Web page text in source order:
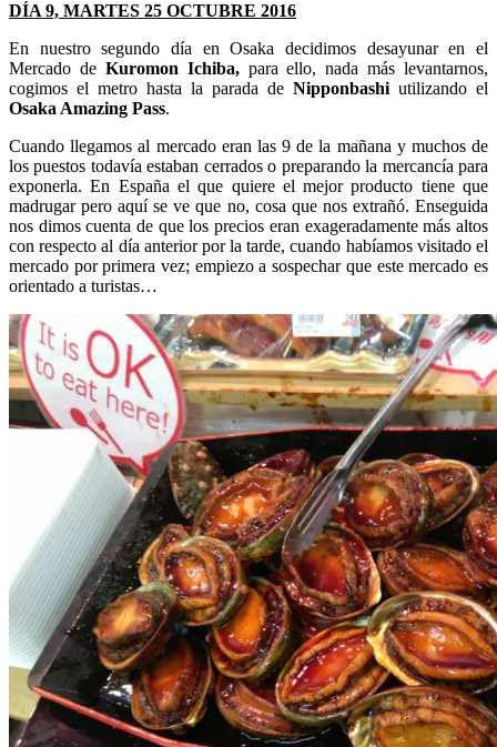
DÍA 9, MARTES 25 OCTUBRE 2016
En nuestro segundo día en Osaka decidimos desayunar en el
Mercado de Kuromon Ichiba,para ello, nada más levantarnos,
cogimos el metro hasta la parada de Nipponbashi utilizando el
Osaka Amazing Pass.
Cuando llegamos al mercado eran las 9 de la mañana y muchos de
los puestos todavía estaban cerrados o preparando la mercancía para
exponerla. En España el que quiere el mejor producto tiene que
madrugar pero aquí se ve que no, cosa que nos extrañó. Enseguida
nos dimos cuenta de que los precios eran exageradamente más altos
con respecto al día anterior por la tarde, cuando habíamos visitado el
mercado por primera vez; empiezo a sospechar que este mercado es
orientado a turistas…